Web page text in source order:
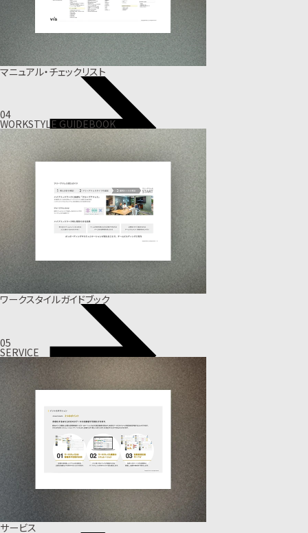
マニュアル・チェックリスト
04
WORKSTYLE GUIDEBOOK
ワークスタイルガイドブック
05
SERVICE
サービス